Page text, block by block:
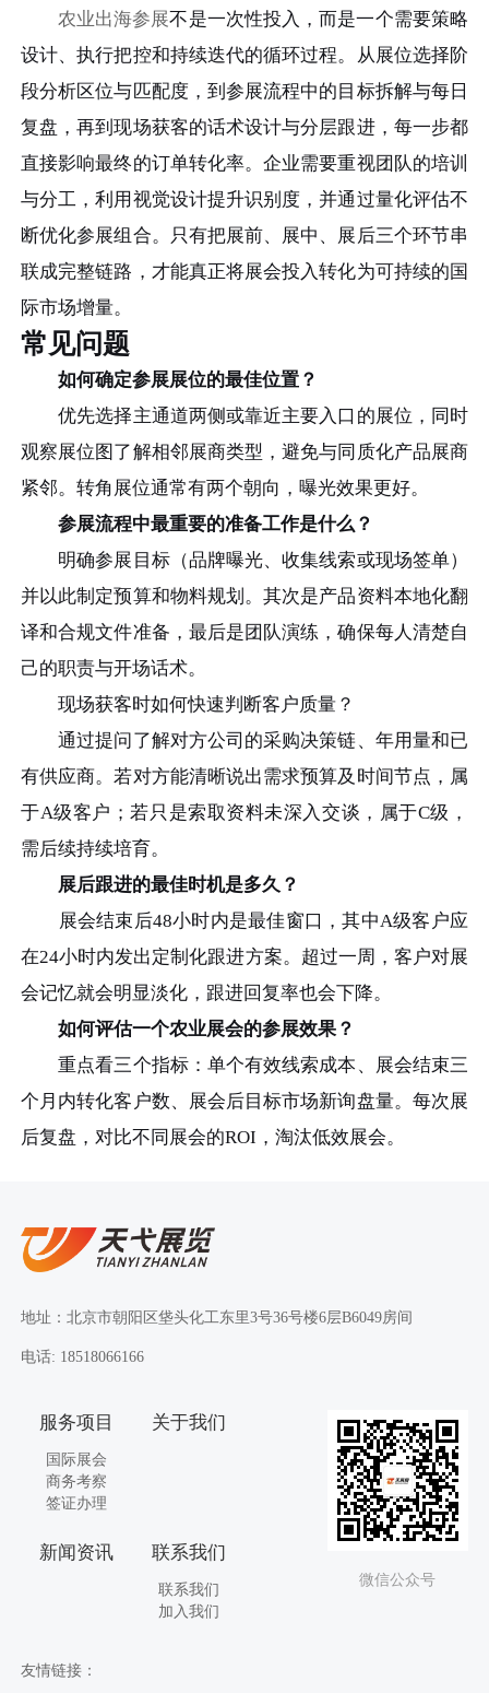
农业出海参展不是一次性投入，而是一个需要策略
设计、执行把控和持续迭代的循环过程。从展位选择阶
段分析区位与匹配度，到参展流程中的目标拆解与每日
复盘，再到现场获客的话术设计与分层跟进，每一步都
直接影响最终的订单转化率。企业需要重视团队的培训
与分工，利用视觉设计提升识别度，并通过量化评估不
断优化参展组合。只有把展前、展中、展后三个环节串
联成完整链路，才能真正将展会投入转化为可持续的国
际市场增量。
常见问题
如何确定参展展位的最佳位置？
优先选择主通道两侧或靠近主要入口的展位，同时
观察展位图了解相邻展商类型，避免与同质化产品展商
紧邻。转角展位通常有两个朝向，曝光效果更好。
参展流程中最重要的准备工作是什么？
明确参展目标（品牌曝光、收集线索或现场签单）
并以此制定预算和物料规划。其次是产品资料本地化翻
译和合规文件准备，最后是团队演练，确保每人清楚自
己的职责与开场话术。
现场获客时如何快速判断客户质量？
通过提问了解对方公司的采购决策链、年用量和已
有供应商。若对方能清晰说出需求预算及时间节点，属
于A级客户；若只是索取资料未深入交谈，属于C级，
需后续持续培育。
展后跟进的最佳时机是多久？
展会结束后48小时内是最佳窗口，其中A级客户应
在24小时内发出定制化跟进方案。超过一周，客户对展
会记忆就会明显淡化，跟进回复率也会下降。
如何评估一个农业展会的参展效果？
重点看三个指标：单个有效线索成本、展会结束三
个月内转化客户数、展会后目标市场新询盘量。每次展
后复盘，对比不同展会的ROI，淘汰低效展会。
地址：北京市朝阳区垡头化工东里3号36号楼6层B6049房间
电话: 18518066166
服务项目
国际展会
商务考察
签证办理
关于我们
新闻资讯 联系我们
联系我们
加入我们
微信公众号
友情链接：